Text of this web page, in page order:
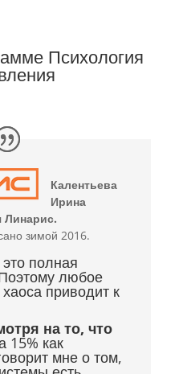
Психология
Калентьева
Ирина
Линарис.
зимой 2016.
полная
любое
приводит к
на то, что
15% как
мне о том,